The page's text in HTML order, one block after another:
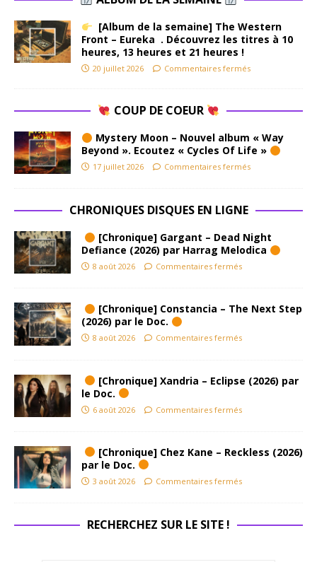
[Album de la semaine] The Western
Front – Eureka . Découvrez les titres à 10
heures, 13 heures et 21 heures !
20 juillet 2026 Commentaires fermés
COUP DE COEUR
Mystery Moon – Nouvel album « Way
Beyond ». Ecoutez « Cycles Of Life »
17 juillet 2026 Commentaires fermés
CHRONIQUES DISQUES EN LIGNE
[Chronique] Gargant – Dead Night
Defiance (2026) par Harrag Melodica
8 août 2026 Commentaires fermés
[Chronique] Constancia – The Next Step
(2026) par le Doc.
8 août 2026 Commentaires fermés
[Chronique] Xandria – Eclipse (2026) par
le Doc.
6 août 2026 Commentaires fermés
[Chronique] Chez Kane – Reckless (2026)
par le Doc.
3 août 2026 Commentaires fermés
RECHERCHEZ SUR LE SITE !